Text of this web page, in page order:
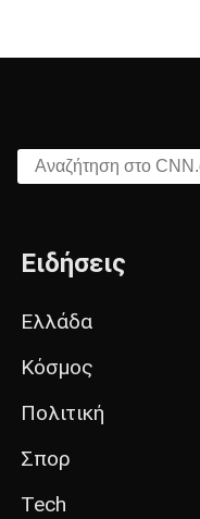
Αναζήτηση στο CNN.gr
Ειδήσεις
Ελλάδα
Κόσμος
Πολιτική
Σπορ
Tech